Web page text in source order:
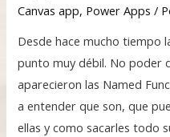
Canvas app, Power Apps /
Desde hace mucho tiempo
punto muy débil. No poder
aparecieron las Named
a entender que son, que
ellas y como sacarles todo